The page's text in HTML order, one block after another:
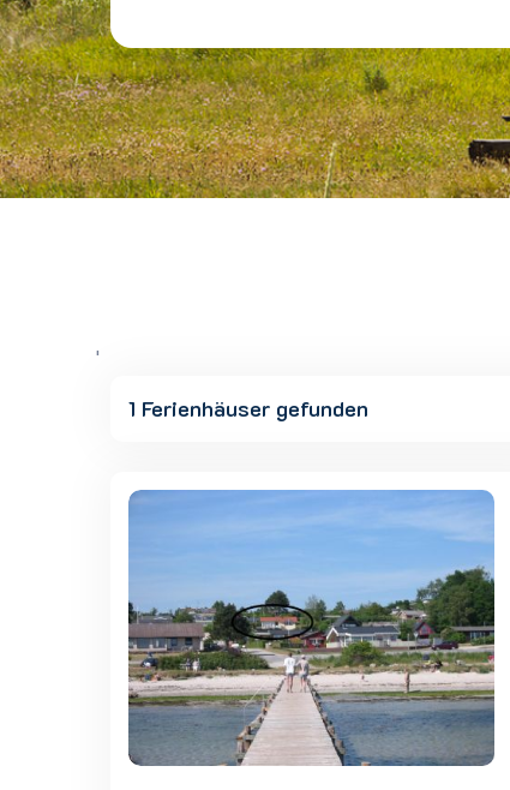
'
1 Ferienhäuser gefunden